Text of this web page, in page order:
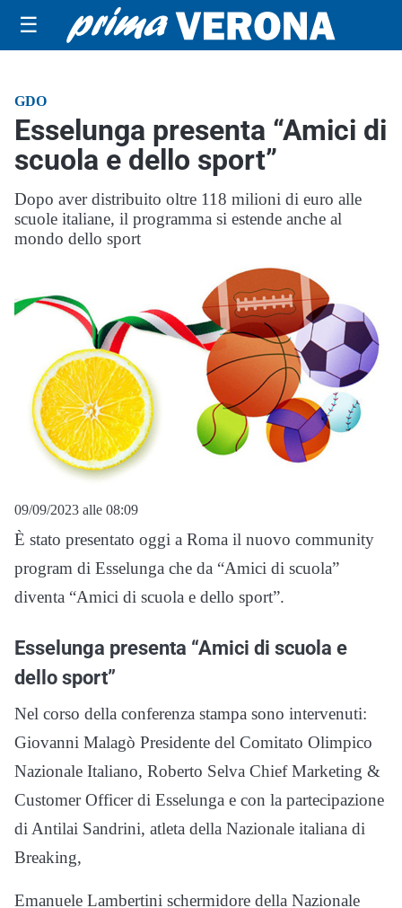
☰
GDO
Esselunga presenta “Amici di
scuola e dello sport”
Dopo aver distribuito oltre 118 milioni di euro alle
scuole italiane, il programma si estende anche al
mondo dello sport
09/09/2023 alle 08:09
È stato presentato oggi a Roma il nuovo community
program di Esselunga che da “Amici di scuola”
diventa “Amici di scuola e dello sport”.
Esselunga presenta “Amici di scuola e
dello sport”
Nel corso della conferenza stampa sono intervenuti:
Giovanni Malagò Presidente del Comitato Olimpico
Nazionale Italiano, Roberto Selva Chief Marketing &
Customer Officer di Esselunga e con la partecipazione
di Antilai Sandrini, atleta della Nazionale italiana di
Breaking,
Emanuele Lambertini schermidore della Nazionale